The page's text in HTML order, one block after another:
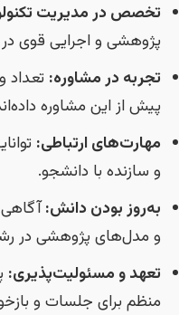
تخصص در مدیریت
پژوهشی و اجرایی قوی
تجربه در مشاوره: تعداد
پیش از این مشاوره
مهارت‌های ارتباطی:
و سازنده با دانشجو.
به‌روز بودن دانش:
و مدل‌های پژوهشی در
تعهد و مسئولیت‌پذیری:
منظم برای جلسات و